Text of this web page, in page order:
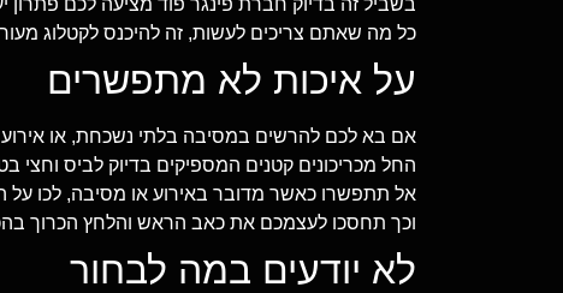
כל מה שאתם צריכים לעשות, זה להיכנס לקטלוג
על איכות לא מתפשרים
אם בא לכם להרשים במסיבה בלתי נשכחת, או אירוע
החל מכריכונים קטנים המספיקים בדיוק לביס וחצי
אל תתפשרו כאשר מדובר באירוע או מסיבה, לכו על
וכך תחסכו לעצמכם את כאב הראש והלחץ הכרוך
לא יודעים במה לבחור